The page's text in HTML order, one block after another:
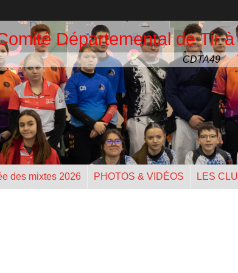
Départemental de Tir
CDTA49
des mixtes 2026 PHOTOS & VIDÉOS LES